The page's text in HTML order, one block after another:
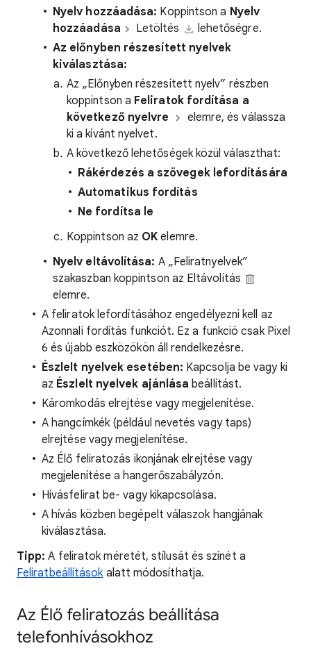
Nyelv hozzáadása: Koppintson a Nyelv
hozzáadása
Letöltés
lehetőségre.
Az előnyben részesített nyelvek
kiválasztása:
Az „Előnyben részesített nyelv” részben
koppintson a Feliratok fordítása a
következő nyelvre
elemre, és válassza
ki a kívánt nyelvet.
A következő lehetőségek közül választhat:
Rákérdezés a szövegek lefordítására
Automatikus fordítás
Ne fordítsa le
Koppintson az OK elemre.
Nyelv eltávolítása: A „Feliratnyelvek”
szakaszban koppintson az Eltávolítás
elemre.
A feliratok lefordításához engedélyezni kell az
Azonnali fordítás funkciót. Ez a funkció csak Pixel
6 és újabb eszközökön áll rendelkezésre.
Észlelt nyelvek esetében: Kapcsolja be vagy ki
az Észlelt nyelvek ajánlása beállítást.
Káromkodás elrejtése vagy megjelenítése.
A hangcímkék (például nevetés vagy taps)
elrejtése vagy megjelenítése.
Az Élő feliratozás ikonjának elrejtése vagy
megjelenítése a hangerőszabályzón.
Hívásfelirat be- vagy kikapcsolása.
A hívás közben begépelt válaszok hangjának
kiválasztása.
Tipp: A feliratok méretét, stílusát és színét a
Feliratbeállításokalatt módosíthatja.
Az Élő feliratozás beállítása
telefonhívásokhoz